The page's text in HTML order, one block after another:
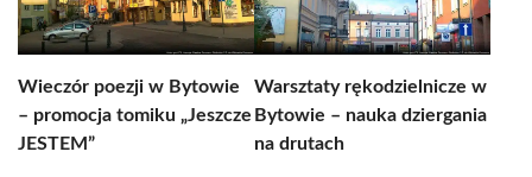
Wieczór poezji w Bytowie
– promocja tomiku „Jeszcze
JESTEM”
Warsztaty rękodzielnicze w
Bytowie – nauka dziergania
na drutach